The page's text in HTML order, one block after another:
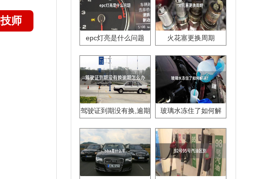
师
epc灯亮是什么问题 火花塞更换周期
驾驶证到期没有换,逾期
玻璃水冻住了如何解